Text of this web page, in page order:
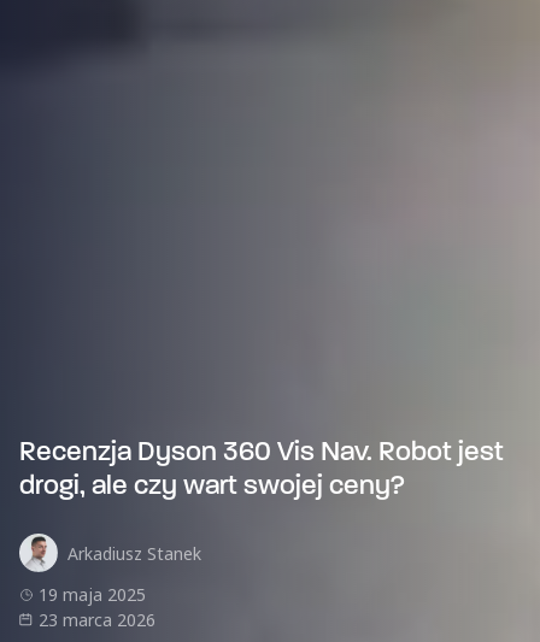
Recenzja Dyson 360 Vis Nav. Robot jest
drogi, ale czy wart swojej ceny?
Arkadiusz Stanek
19 maja 2025
23 marca 2026